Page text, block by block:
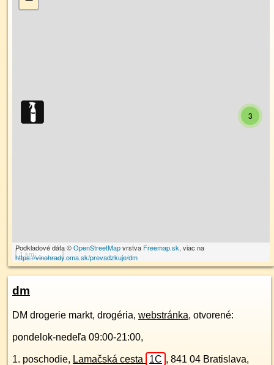
3
1 km
Podkladové dáta ©OpenStreetMapvrstva Freemap.sk, viac na
https://vinohrady.oma.sk/prevadzkuje/dm
dm
DM drogerie markt, drogéria, webstránka, otvorené:
pondelok-nedeľa 09:00-21:00,
1. poschodie, Lamačská cesta 1C , 841 04 Bratislava,